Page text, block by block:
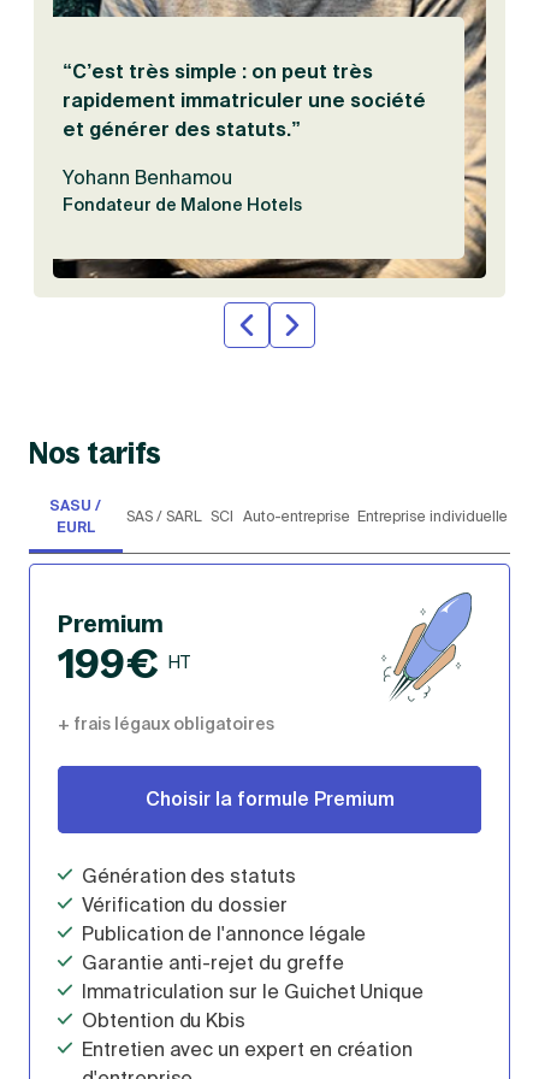
“C’est très simple : on peut très
rapidement immatriculer une société
et générer des statuts.”
Yohann Benhamou
Fondateur de Malone Hotels
Nos tarifs
SASU /
EURL
SAS /
SARL
SC
I
Auto-
entreprise
Entreprise
individuelle
Premium
199€ HT
+ frais légaux obligatoires
Choisir la formule Premium
Génération des statuts
Vérification du dossier
Publication de l'annonce légale
Garantie anti-rejet du greffe
Immatriculation sur le Guichet Unique
Obtention du Kbis
Entretien avec un expert en création